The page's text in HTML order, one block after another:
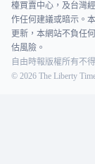
檯買賣中心，及台灣
作任何建議或暗示。
更新，本網站不負任
估風險。
自由時報版權所有不
© 2026 The Liberty